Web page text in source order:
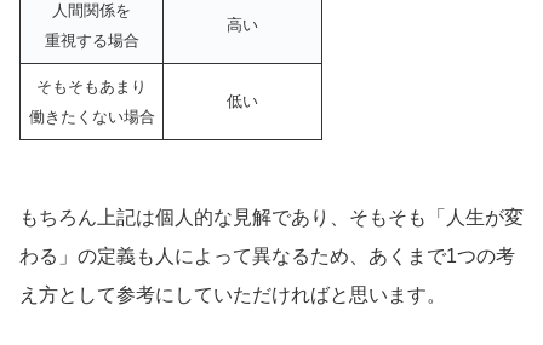
人間関係を
重視する場合
高い
そもそもあまり
働きたくない場合
低い
もちろん上記は個人的な見解であり、そもそも「人生が変
わる」の定義も人によって異なるため、あくまで1つの考
え方として参考にしていただければと思います。